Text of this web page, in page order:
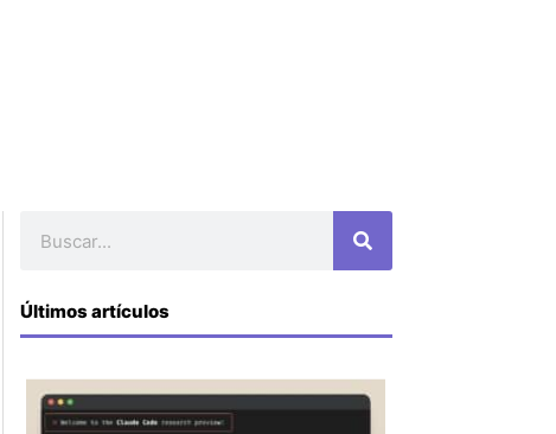
Últimos artículos